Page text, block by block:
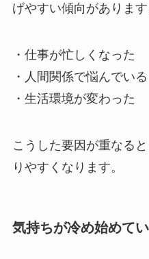
げやすい傾向があります
・仕事が忙しくなった
・人間関係で悩んでいる
・生活環境が変わった
こうした要因が重なる
りやすくなります。
気持ちが冷め始めて